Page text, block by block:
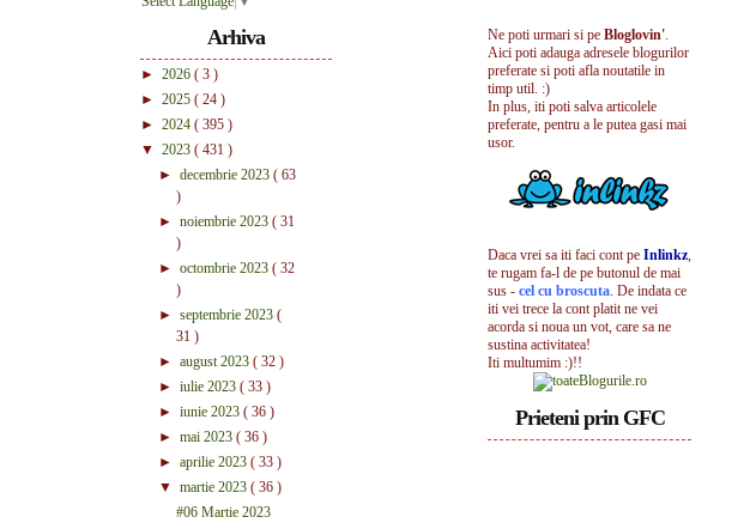
Ne poti urmari si pe Bloglovin'.
Aici poti adauga adresele blogurilor
preferate si poti afla noutatile in
timp util. :)
In plus, iti poti salva articolele
preferate, pentru a le putea gasi mai
usor.
Daca vrei sa iti faci cont pe Inlinkz,
te rugam fa-l de pe butonul de mai
sus - cel cu broscuta. De indata ce
iti vei trece la cont platit ne vei
acorda si noua un vot, care sa ne
sustina activitatea!
Iti multumim :)!!
Prieteni prin GFC
Arhiva
► 2026 ( 3 )
► 2025 ( 24 )
► 2024 ( 395 )
▼ 2023 ( 431 )
► decembrie 2023 ( 63
)
► noiembrie 2023 ( 31
)
► octombrie 2023 ( 32
)
► septembrie 2023 (
31 )
► august 2023 ( 32 )
► iulie 2023 ( 33 )
► iunie 2023 ( 36 )
► mai 2023 ( 36 )
► aprilie 2023 ( 33 )
▼ martie 2023 ( 36 )
#06 Martie 2023